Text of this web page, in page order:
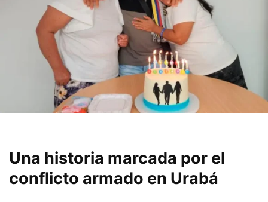
Una historia marcada por el
conflicto armado en Urabá